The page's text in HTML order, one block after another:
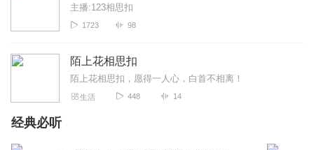
主播:123相思扣
1723 98
陌上花相思扣
陌上花相思扣，愿得一人心，白首不相离！
生活 448 14
经典必听